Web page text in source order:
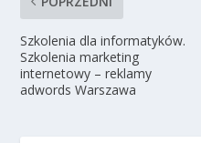
Szkolenia dla informatyków.
Szkolenia marketing
internetowy – reklamy
adwords Warszawa